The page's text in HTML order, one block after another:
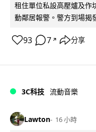
租住單位私設高壓爐及作
動鄰居報警。警方到場揭
93 7 ↗ 分享
3C科技 流動音樂
Lawton 16 小時